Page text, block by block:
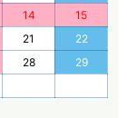
14
15
21
22
28
29